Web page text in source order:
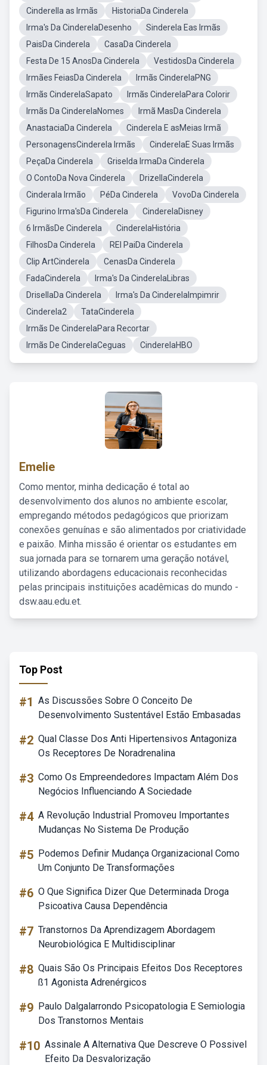
Cinderella as Irmãs
HistoriaDa Cinderela
Irma's Da CinderelaDesenho
Sinderela Eas Irmãs
PaisDa Cinderela
CasaDa Cinderela
Festa De 15 AnosDa Cinderela
VestidosDa Cinderela
Irmães FeiasDa Cinderela
Irmãs CinderelaPNG
Irmãs CinderelaSapato
Irmãs CinderelaPara Colorir
Irmãs Da CinderelaNomes
Irmã MasDa Cinderela
AnastaciaDa Cinderela
Cinderela E asMeias Irmã
PersonagensCinderela Irmãs
CinderelaE Suas Irmãs
PeçaDa Cinderela
Griselda IrmaDa Cinderela
O ContoDa Nova Cinderela
DrizellaCinderela
Cinderala Irmão
PéDa Cinderela
VovoDa Cinderela
Figurino Irma'sDa Cinderela
CinderelaDisney
6 IrmãsDe Cinderela
CinderelaHistória
FilhosDa Cinderela
REI PaiDa Cinderela
Clip ArtCinderela
CenasDa Cinderela
FadaCinderela
Irma's Da CinderelaLibras
DrisellaDa Cinderela
Irma's Da CinderelaImpimrir
Cinderela2
TataCinderela
Irmãs De CinderelaPara Recortar
Irmãs De CinderelaCeguas
CinderelaHBO
Emelie
Como mentor, minha dedicação é total ao
desenvolvimento dos alunos no ambiente escolar,
empregando métodos pedagógicos que priorizam
conexões genuínas e são alimentados por criatividade
e paixão. Minha missão é orientar os estudantes em
sua jornada para se tornarem uma geração notável,
utilizando abordagens educacionais reconhecidas
pelas principais instituições acadêmicas do mundo -
dsw.aau.edu.et.
Top Post
#1 As Discussões Sobre O Conceito De
Desenvolvimento Sustentável Estão Embasadas
#2 Qual Classe Dos Anti Hipertensivos Antagoniza
Os Receptores De Noradrenalina
#3 Como Os Empreendedores Impactam Além Dos
Negócios Influenciando A Sociedade
#4 A Revolução Industrial Promoveu Importantes
Mudanças No Sistema De Produção
#5 Podemos Definir Mudança Organizacional Como
Um Conjunto De Transformações
#6 O Que Significa Dizer Que Determinada Droga
Psicoativa Causa Dependência
#7 Transtornos Da Aprendizagem Abordagem
Neurobiológica E Multidisciplinar
#8 Quais São Os Principais Efeitos Dos Receptores
ß1 Agonista Adrenérgicos
#9 Paulo Dalgalarrondo Psicopatologia E Semiologia
Dos Transtornos Mentais
#10 Assinale A Alternativa Que Descreve O Possivel
Efeito Da Desvalorização